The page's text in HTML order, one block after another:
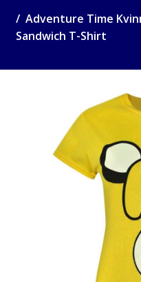
Adventure Time
Sandwich T-Shirt